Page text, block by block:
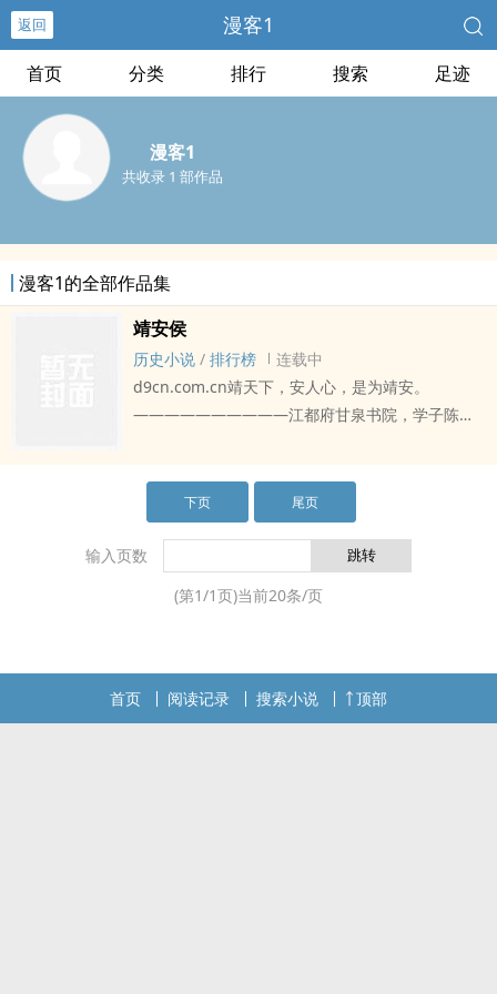
返回 漫客1
首页 分类 排行 搜索 足迹
漫客1
共收录 1 部作品
漫客1的全部作品集
靖安侯
历史小说 / 排行榜
连载中
d9cn.com.cn靖天下，安人心，是为靖安。
——————————江都府甘泉书院，学子陈清
的沈毅含冤而死，另一个陌生的灵魂在他的身体里
苏醒。两个灵魂融为一体，成为了一个崭新的沈
毅。县衙大牢里，崭新的沈毅睁开眼睛，他还没有
大麻烦。一桩几乎已经板上钉钉的命案。abcwx.cc
下页 尾页
输入页数
(第1/1页)当前20条/页
首页 阅读记录 搜索小说 顶部